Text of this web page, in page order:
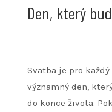
Den, který
Svatba je pro
významný den,
do konce života.